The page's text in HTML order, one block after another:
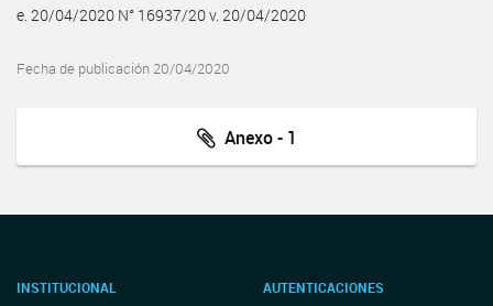
e. 20/04/2020 N° 16937/20 v. 20/04/2020
Fecha de publicación 20/04/2020
Anexo - 1
INSTITUCIONAL AUTENTICACIONES